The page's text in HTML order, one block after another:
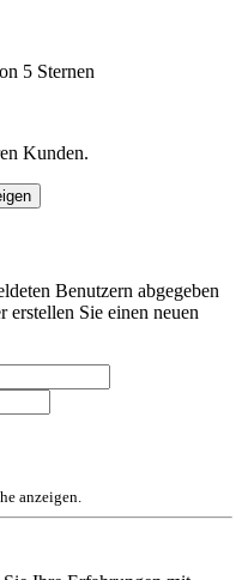
5 Sternen
Kunden.
Benutzern abgegeben
Sie einen neuen
anzeigen.